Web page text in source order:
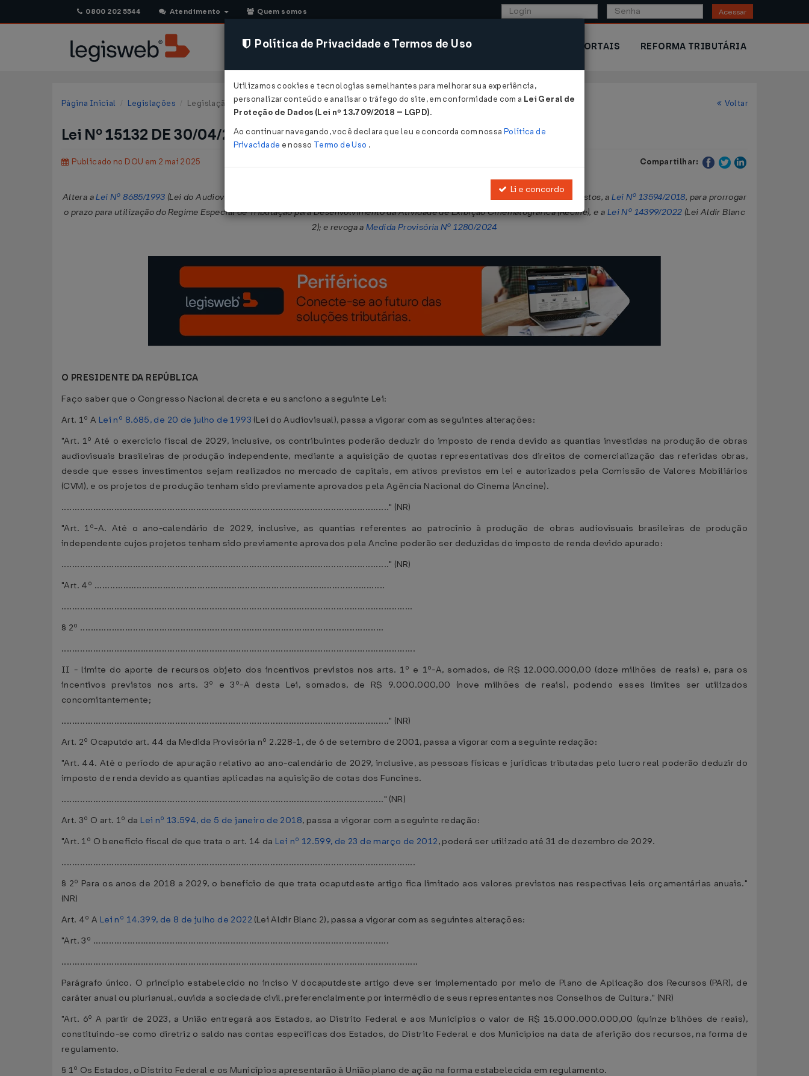
0800 202 5544 Atendimento Quem somos Acessar
CONSULTORIA SISTEMAS COMÉRCIO EXTERIOR PORTAIS REFORMA TRIBUTÁRIA
Página Inicial Legislações Legislação Federal Voltar
Lei Nº 15132 DE 30/04/2025
Publicado no DOU em 2 mai 2025 Compartilhar:
Altera aLei Nº 8685/1993 (Lei do Audiovisual), e a Medida Provisória Nº 2228-1/2001, para prorrogar benefícios fiscais nelas previstos, aLei Nº 13594/2018, para prorrogar
o prazo para utilização do Regime Especial de Tributação para Desenvolvimento da Atividade de Exibição Cinematográfica (Recine), e a Lei Nº 14399/2022 (Lei Aldir Blanc
2); e revoga aMedida Provisória Nº 1280/2024
O PRESIDENTE DA REPÚBLICA
Faço saber que o Congresso Nacional decreta e eu sanciono a seguinte Lei:
Art. 1º A Lei nº 8.685, de 20 de julho de 1993 (Lei do Audiovisual), passa a vigorar com as seguintes alterações:
"Art. 1º Até o exercício fiscal de 2029, inclusive, os contribuintes poderão deduzir do imposto de renda devido as quantias investidas na produção de obras
audiovisuais brasileiras de produção independente, mediante a aquisição de quotas representativas dos direitos de comercialização das referidas obras,
desde que esses investimentos sejam realizados no mercado de capitais, em ativos previstos em lei e autorizados pela Comissão de Valores Mobiliários
(CVM), e os projetos de produção tenham sido previamente aprovados pela Agência Nacional do Cinema (Ancine).
............................................................................................................................" (NR)
"Art. 1º-A. Até o ano-calendário de 2029, inclusive, as quantias referentes ao patrocínio à produção de obras audiovisuais brasileiras de produção
independente cujos projetos tenham sido previamente aprovados pela Ancine poderão ser deduzidas do imposto de renda devido apurado:
............................................................................................................................" (NR)
"Art. 4º ..............................................................................................................
.....................................................................................................................................
§ 2º ...................................................................................................................
......................................................................................................................................
II - limite do aporte de recursos objeto dos incentivos previstos nos arts. 1º e 1º-A, somados, de R$ 12.000.000,00 (doze milhões de reais) e, para os
incentivos previstos nos arts. 3º e 3º-A desta Lei, somados, de R$ 9.000.000,00 (nove milhões de reais), podendo esses limites ser utilizados
concomitantemente;
............................................................................................................................" (NR)
Art. 2º Ocaputdo art. 44 da Medida Provisória nº 2.228-1, de 6 de setembro de 2001, passa a vigorar com a seguinte redação:
"Art. 44. Até o período de apuração relativo ao ano-calendário de 2029, inclusive, as pessoas físicas e jurídicas tributadas pelo lucro real poderão deduzir do
imposto de renda devido as quantias aplicadas na aquisição de cotas dos Funcines.
.........................................................................................................................." (NR)
Art. 3º O art. 1º da Lei nº 13.594, de 5 de janeiro de 2018, passa a vigorar com a seguinte redação:
"Art. 1º O benefício fiscal de que trata o art. 14 da Lei nº 12.599, de 23 de março de 2012, poderá ser utilizado até 31 de dezembro de 2029.
......................................................................................................................................
§ 2º Para os anos de 2018 a 2029, o benefício de que trata ocaputdeste artigo fica limitado aos valores previstos nas respectivas leis orçamentárias anuais."
(NR)
Art. 4º A Lei nº 14.399, de 8 de julho de 2022 (Lei Aldir Blanc 2), passa a vigorar com as seguintes alterações:
"Art. 3º ................................................................................................................
.......................................................................................................................................
Parágrafo único. O princípio estabelecido no inciso V docaputdeste artigo deve ser implementado por meio de Plano de Aplicação dos Recursos (PAR), de
caráter anual ou plurianual, ouvida a sociedade civil, preferencialmente por intermédio de seus representantes nos Conselhos de Cultura." (NR)
"Art. 6º A partir de 2023, a União entregará aos Estados, ao Distrito Federal e aos Municípios o valor de R$ 15.000.000.000,00 (quinze bilhões de reais),
constituindo-se como diretriz o saldo nas contas específicas dos Estados, do Distrito Federal e dos Municípios na data de aferição dos recursos, na forma de
regulamento.
§ 1º Os Estados, o Distrito Federal e os Municípios apresentarão à União plano de ação na forma estabelecida em regulamento.
Política de Privacidade e Termos de Uso
Utilizamos cookies e tecnologias semelhantes para melhorar sua experiência,
personalizar conteúdo e analisar o tráfego do site, em conformidade com a Lei Geral de
Proteção de Dados (Lei nº 13.709/2018 – LGPD).
Ao continuar navegando, você declara que leu e concorda com nossa Política de
Privacidade e nosso Termo de Uso .
Li e concordo